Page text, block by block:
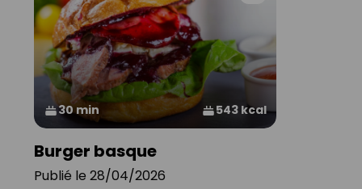
30 min 543 kcal
Burger basque
Publié le 28/04/2026